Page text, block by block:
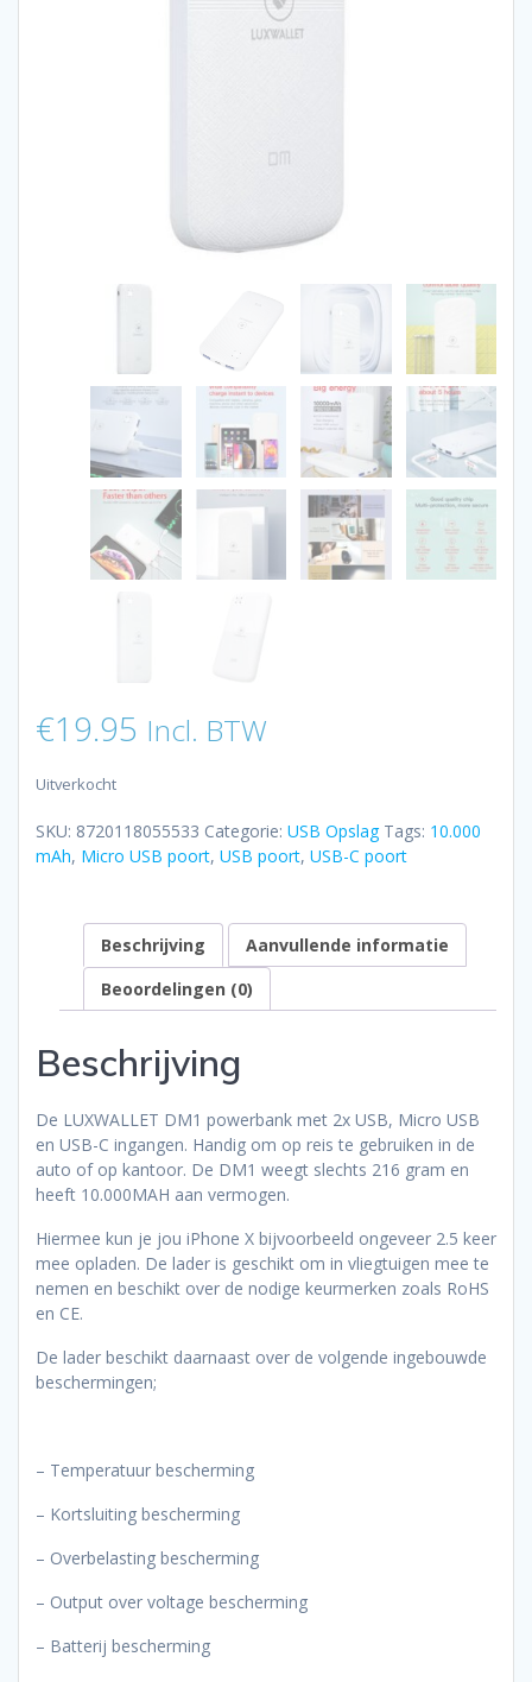
€19.95 Incl. BTW
Uitverkocht
SKU: 8720118055533 Categorie: USB Opslag Tags: 10.000
mAh, Micro USB poort, USB poort, USB-C poort
Beschrijving
Aanvullende informatie
Beoordelingen (0)
Beschrijving
De LUXWALLET DM1 powerbank met 2x USB, Micro USB
en USB-C ingangen. Handig om op reis te gebruiken in de
auto of op kantoor. De DM1 weegt slechts 216 gram en
heeft 10.000MAH aan vermogen.
Hiermee kun je jou iPhone X bijvoorbeeld ongeveer 2.5 keer
mee opladen. De lader is geschikt om in vliegtuigen mee te
nemen en beschikt over de nodige keurmerken zoals RoHS
en CE.
De lader beschikt daarnaast over de volgende ingebouwde
beschermingen;
– Temperatuur bescherming
– Kortsluiting bescherming
– Overbelasting bescherming
– Output over voltage bescherming
– Batterij bescherming